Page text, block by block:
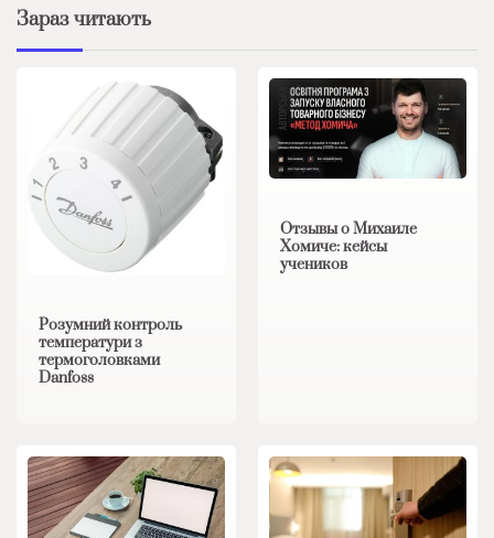
Зараз читають
Розумний контроль
температури з
термоголовками
Danfoss
Отзывы о Михаиле
Хомиче: кейсы
учеников